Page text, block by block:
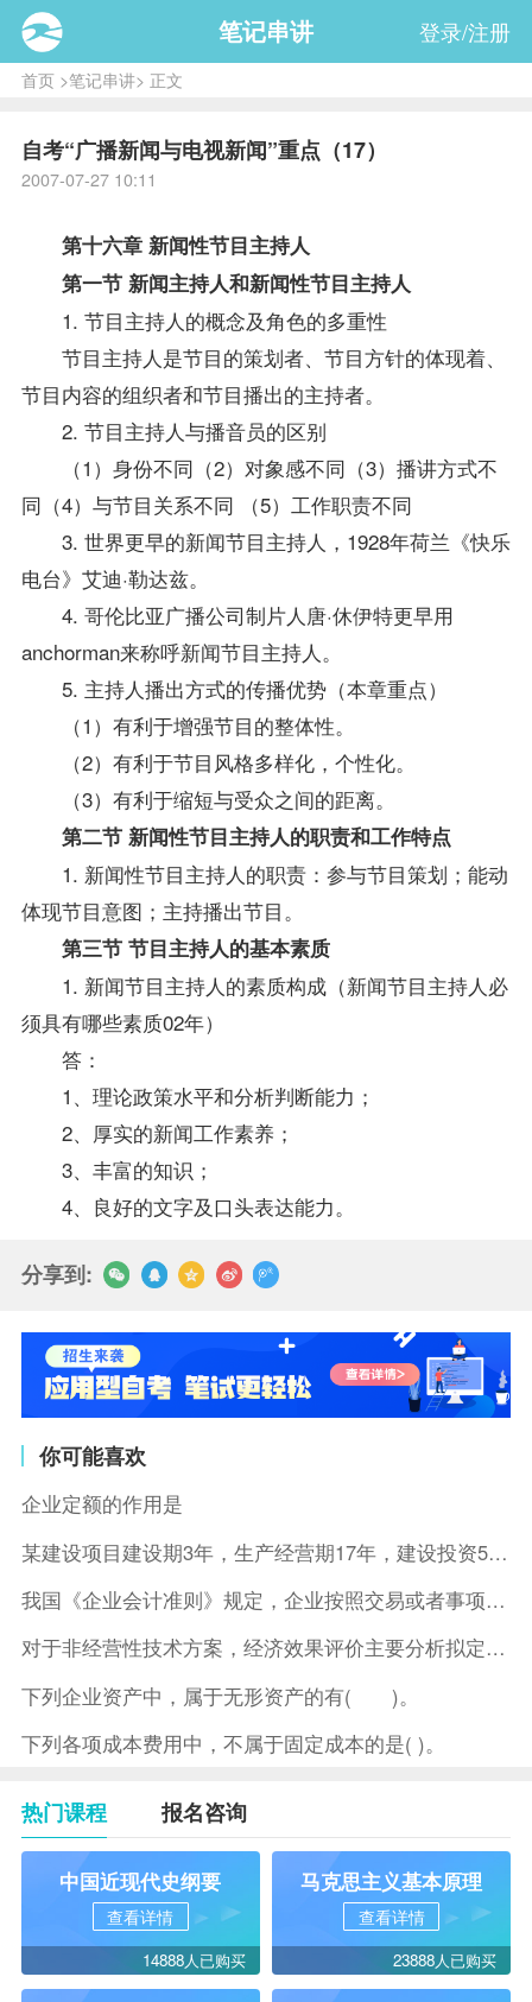
笔记串讲 登录/注册
首页>笔记串讲> 正文
自考“广播新闻与电视新闻”重点（17）
2007-07-27 10:11
第十六章 新闻性节目主持人
第一节 新闻主持人和新闻性节目主持人
1. 节目主持人的概念及角色的多重性
节目主持人是节目的策划者、节目方针的体现着、
节目内容的组织者和节目播出的主持者。
2. 节目主持人与播音员的区别
（1）身份不同（2）对象感不同（3）播讲方式不
同（4）与节目关系不同 （5）工作职责不同
3. 世界更早的新闻节目主持人，1928年荷兰《快乐
电台》艾迪·勒达兹。
4. 哥伦比亚广播公司制片人唐·休伊特更早用
anchorman来称呼新闻节目主持人。
5. 主持人播出方式的传播优势（本章重点）
（1）有利于增强节目的整体性。
（2）有利于节目风格多样化，个性化。
（3）有利于缩短与受众之间的距离。
第二节 新闻性节目主持人的职责和工作特点
1. 新闻性节目主持人的职责：参与节目策划；能动
体现节目意图；主持播出节目。
第三节 节目主持人的基本素质
1. 新闻节目主持人的素质构成（新闻节目主持人必
须具有哪些素质02年）
答：
1、理论政策水平和分析判断能力；
2、厚实的新闻工作素养；
3、丰富的知识；
4、良好的文字及口头表达能力。
分享到:
你可能喜欢
企业定额的作用是
某建设项目建设期3年，生产经营期17年，建设投资5500万元
我国《企业会计准则》规定，企业按照交易或者事项的经济特征确定
对于非经营性技术方案，经济效果评价主要分析拟定方案的( )。
下列企业资产中，属于无形资产的有( )。
下列各项成本费用中，不属于固定成本的是( )。
热门课程 报名咨询
中国近现代史纲要
查看详情
14888人已购买
马克思主义基本原理
查看详情
23888人已购买